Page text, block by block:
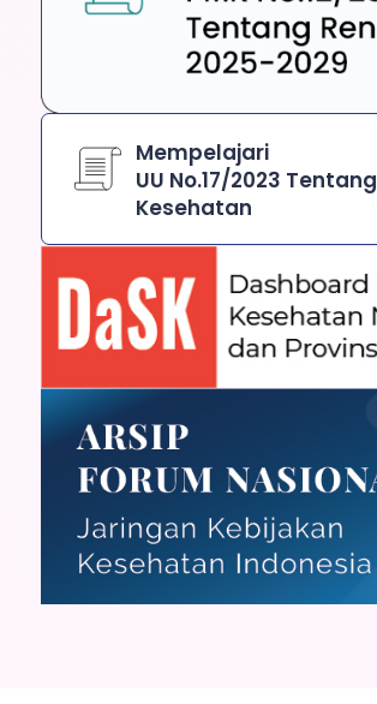
Mempelajari
UU No.17/2023 Tentang
Kesehatan